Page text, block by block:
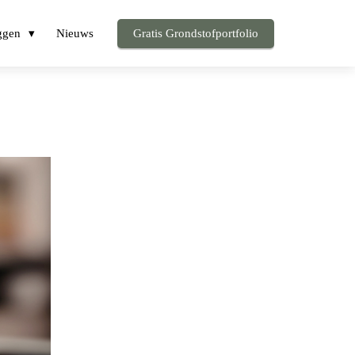
Nieuws Gratis Grondstofportfolio